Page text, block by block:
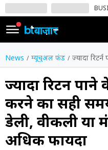
SIGN
IN
Dark
Mode
होम
शेयर
बाज़ार
News म्यूचुअल फंड ज्यादा रिटर्न पाने के लिए
ज्यादा रिटर्न
करने का सही
डेली, वीकली या
अधिक फायदा